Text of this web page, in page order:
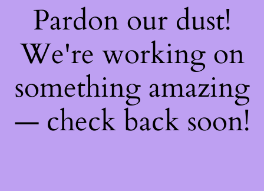
Pardon our dust!
We're working on
something amazing
— check back soon!